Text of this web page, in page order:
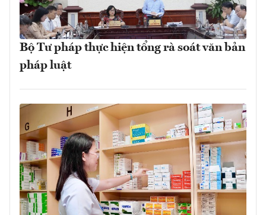
Bộ Tư pháp thực hiện tổng rà soát văn bản
pháp luật